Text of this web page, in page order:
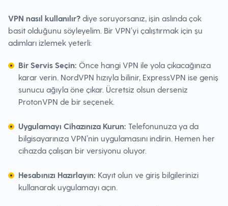
VPN nasıl kullanılır? diye soruyorsanız, işin aslında çok
basit olduğunu söyleyelim. Bir VPN’yi çalıştırmak için şu
adımları izlemek yeterli:
Bir Servis Seçin: Önce hangi VPN ile yola çıkacağınıza
karar verin. NordVPN hızıyla bilinir, ExpressVPN ise geniş
sunucu ağıyla öne çıkar. Ücretsiz olsun derseniz
ProtonVPN de bir seçenek.
Uygulamayı Cihazınıza Kurun: Telefonunuza ya da
bilgisayarınıza VPN’nin uygulamasını indirin. Hemen her
cihazda çalışan bir versiyonu oluyor.
Hesabınızı Hazırlayın: Kayıt olun ve giriş bilgilerinizi
kullanarak uygulamayı açın.